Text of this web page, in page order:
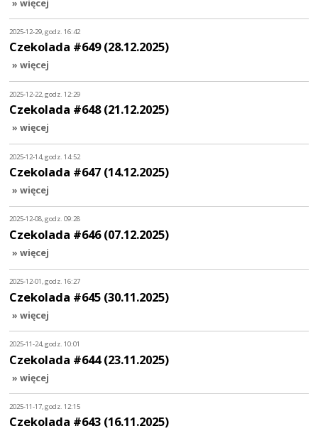
2025-12-29, godz. 16:42
Czekolada #649 (28.12.2025)
» więcej
2025-12-22, godz. 12:29
Czekolada #648 (21.12.2025)
» więcej
2025-12-14, godz. 14:52
Czekolada #647 (14.12.2025)
» więcej
2025-12-08, godz. 09:28
Czekolada #646 (07.12.2025)
» więcej
2025-12-01, godz. 16:27
Czekolada #645 (30.11.2025)
» więcej
2025-11-24, godz. 10:01
Czekolada #644 (23.11.2025)
» więcej
2025-11-17, godz. 12:15
Czekolada #643 (16.11.2025)